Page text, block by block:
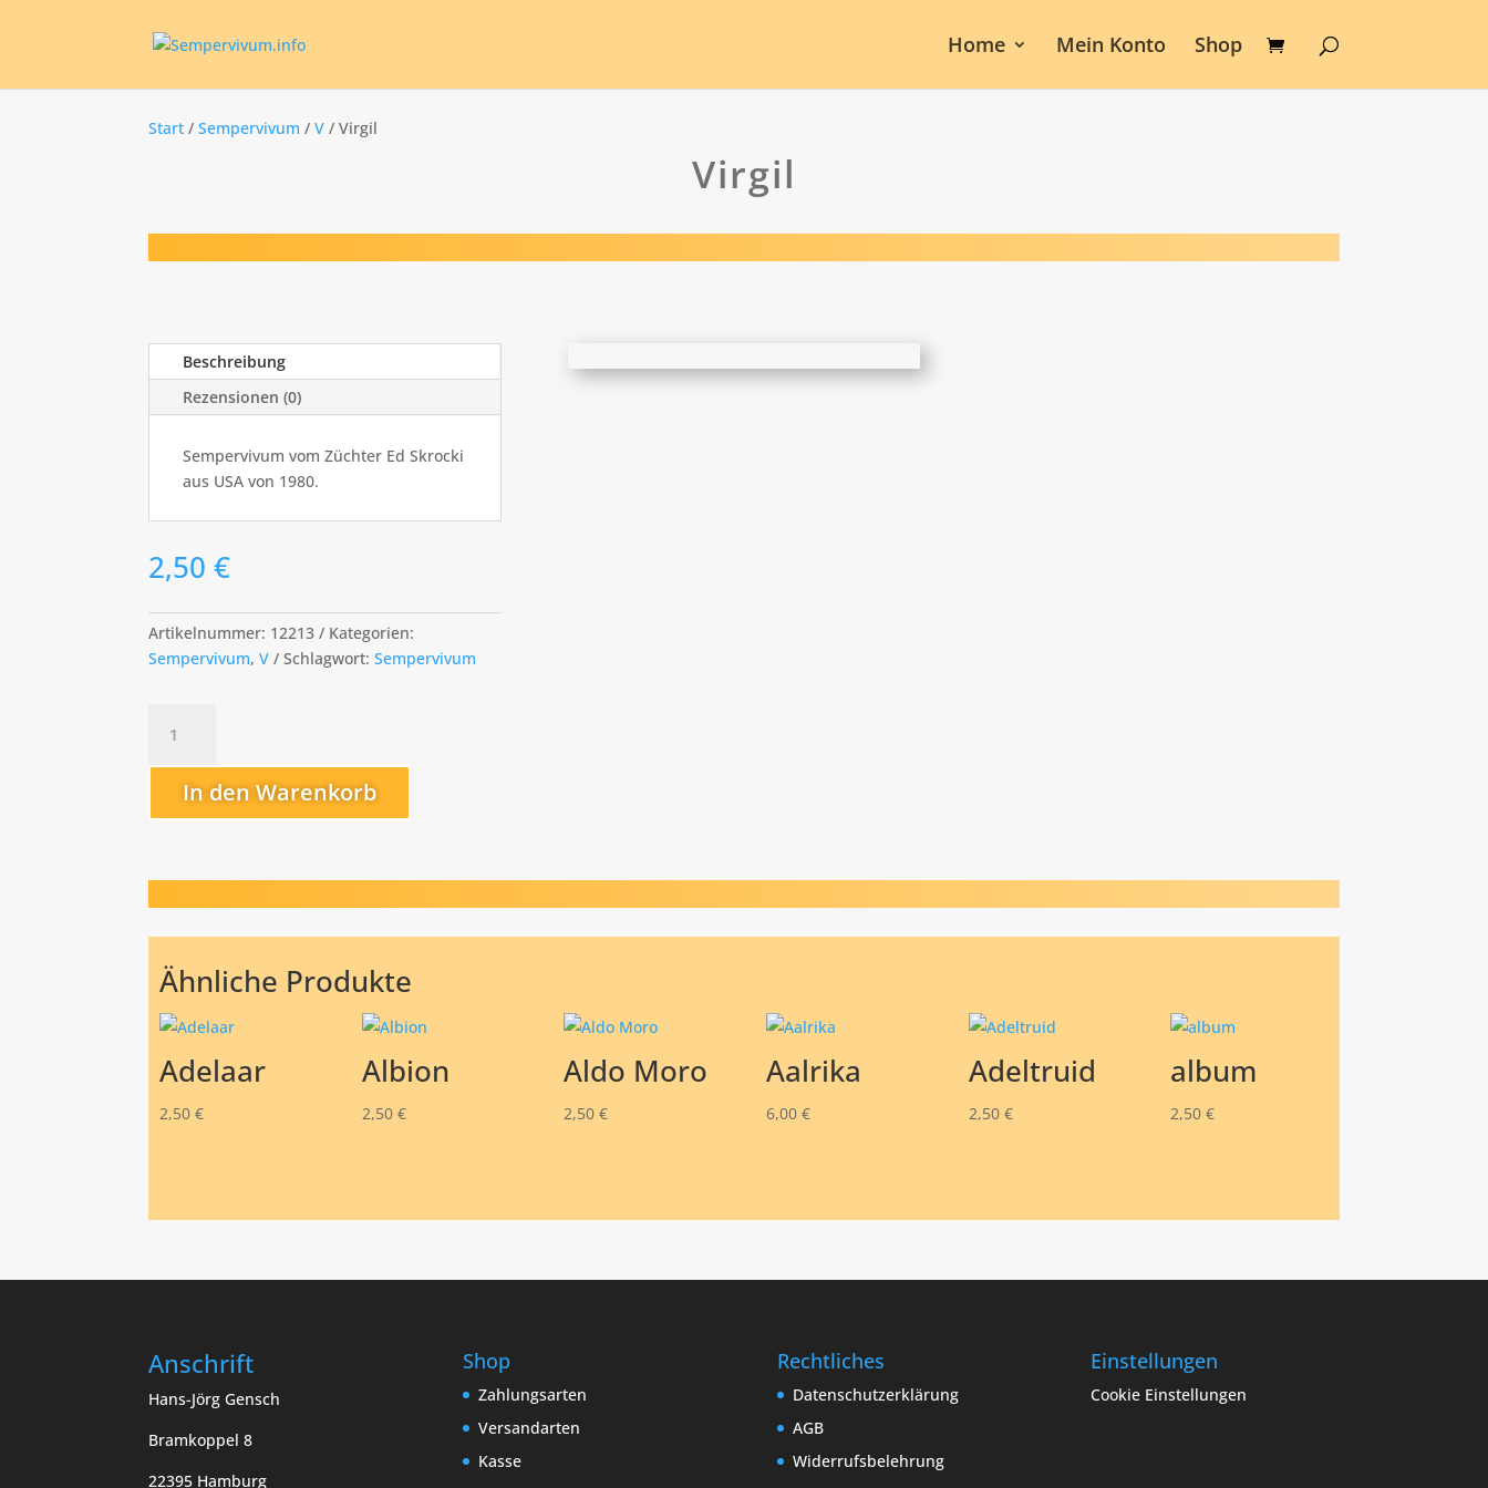
Home Mein Konto Shop
Start /Sempervivum /V / Virgil
Virgil
Beschreibung
Rezensionen (0)
Sempervivum vom Züchter Ed Skrocki
aus USA von 1980.
2,50€
Artikelnummer: 12213
Kategorien:
Sempervivum,V Schlagwort:Sempervivum
Menge
In den Warenkorb
Ähnliche Produkte
Adelaar
2,50€
Albion
2,50 €
Aldo Moro
2,50€
Aalrika
6,00 €
Adeltruid
2,50 €
album
2,50€
Anschrift
Hans-Jörg Gensch
Bramkoppel 8
22395 Hamburg
Shop
Zahlungsarten
Versandarten
Kasse
Rechtliches
Datenschutzerklärung
AGB
Widerrufsbelehrung
Einstellungen
Cookie Einstellungen